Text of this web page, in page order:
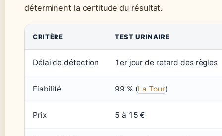
déterminent la certitude du résultat.
CRITÈRE TEST URINAIRE
Délai de détection 1er jour de retard des règles
Fiabilité 99 % (La Tour)
Prix 5 à 15 €